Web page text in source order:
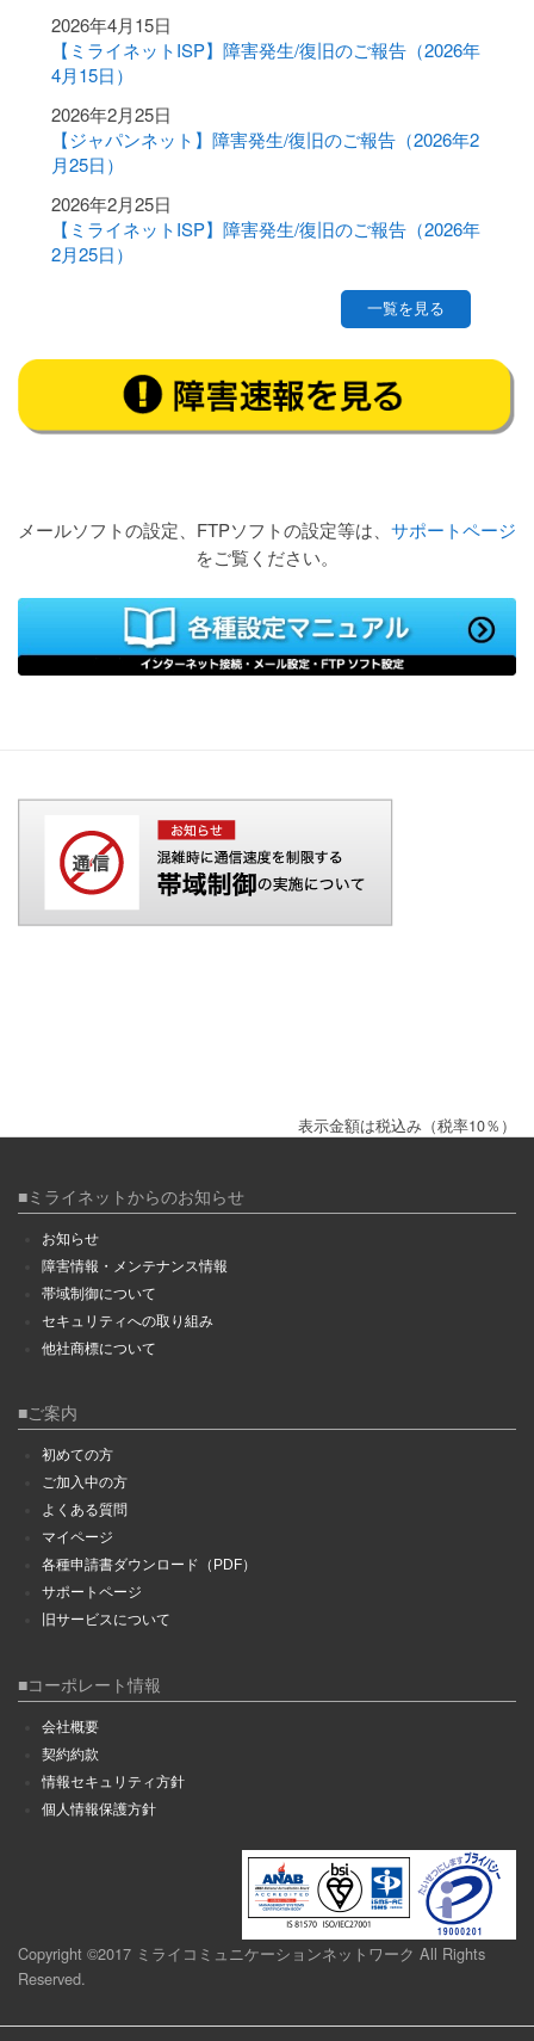
2026年4月15日
【ミライネットISP】障害発生/復旧のご報告（2026年
4月15日）
2026年2月25日
【ジャパンネット】障害発生/復旧のご報告（2026年2
月25日）
2026年2月25日
【ミライネットISP】障害発生/復旧のご報告（2026年
2月25日）
一覧を見る
メールソフトの設定、FTPソフトの設定等は、 サポートページ
をご覧ください。
表示金額は税込み（税率10％）
■ミライネットからのお知らせ
お知らせ
障害情報・メンテナンス情報
帯域制御について
セキュリティへの取り組み
他社商標について
■ご案内
初めての方
ご加入中の方
よくある質問
マイページ
各種申請書ダウンロード（PDF）
サポートページ
旧サービスについて
■コーポレート情報
会社概要
契約約款
情報セキュリティ方針
個人情報保護方針
Copyright ©2017 ミライコミュニケーションネットワーク All Rights
Reserved.